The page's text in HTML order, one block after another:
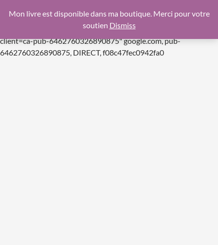
f08c47fec0942fa0
https://pagead2.googlesyndication.com/pagead/js/
client=ca-pub-6462760326890875"google.com, pub-
6462760326890875, DIRECT, f08c47fec0942fa0Aller
Mon livre est disponible dans ma boutique. Merci pour votre
soutien Dismiss